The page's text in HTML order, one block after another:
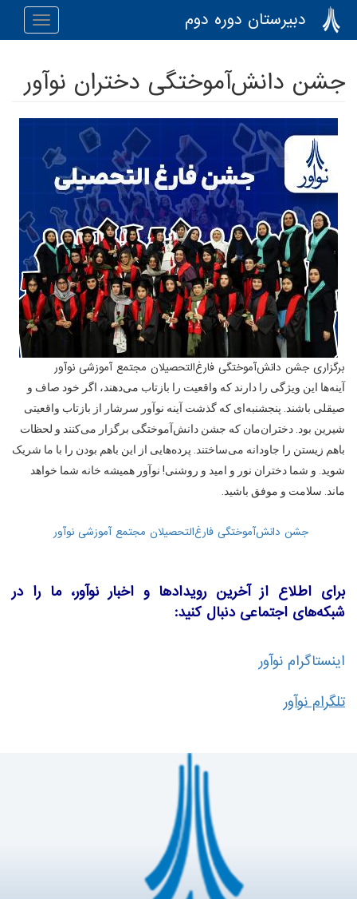
رفتن به محتوای اصلی
دبیرستان دوره دوم
Toggle
جشن دانش‌آموختگی دختران نوآور
برگزاری جشن دانش‌آموختگی فارغ‌التحصیلان مجتمع آموزشی نوآور
آینه‌ها این ویژگی را دارند که واقعیت را بازتاب می‌دهند، اگر خود صاف و
صیقلی باشند. پنجشنبه‌ای که گذشت آینه نوآور سرشار از بازتاب واقعیتی
شیرین بود. دختران‌مان که جشن دانش‌آموختگی برگزار می‌کنند و لحظات
باهم زیستن را جاودانه می‌ساختند. پرده‌هایی از این باهم بودن را با ما شریک
شوید. و شما دختران نور و امید و روشنی! نوآور همیشه خانه شما خواهد
ماند. سلامت و موفق باشید.
جشن دانش‌آموختگی فارغ‌التحصیلان مجتمع آموزشی نوآور
برای اطلاع از آخرین رویدادها و اخبار نوآور، ما را در
شبکه‌های اجتماعی دنبال کنید:
اینستاگرام نوآور
تلگرام نوآور